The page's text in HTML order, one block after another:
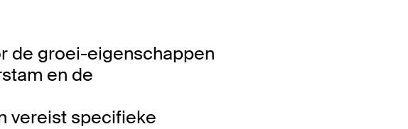
de groei-eigenschappen
en de
vereist specifieke